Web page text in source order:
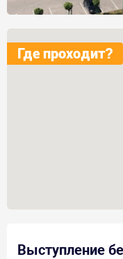
Где проходит?
Выступление